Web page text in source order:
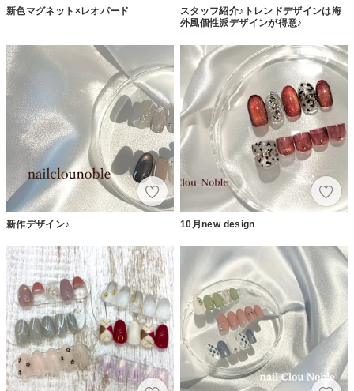
新色マグネット×レオパード
スタッフ紹介♪トレンドデザインは海
外風個性派デザインが得意♪
新作デザイン♪ 10月new design